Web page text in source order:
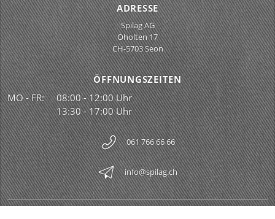
ADRESSE
Spilag AG
Oholten 17
CH-5703 Seon
ÖFFNUNGSZEITEN
MO - FR:
08:00 - 12:00 Uhr
13:30 - 17:00 Uhr
061 766 66 66
info@spilag.ch